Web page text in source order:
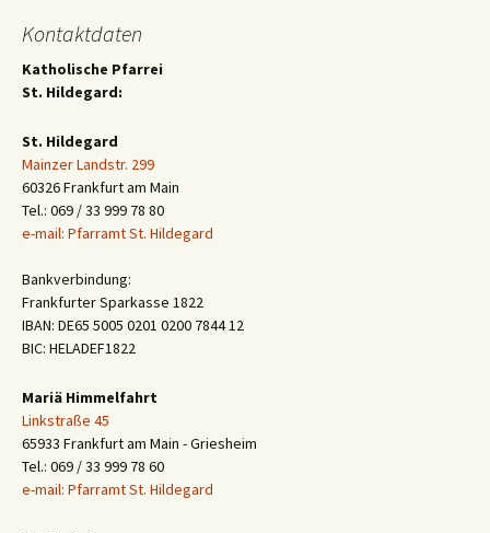
Kontaktdaten
Katholische Pfarrei
St. Hildegard:
St. Hildegard
Mainzer Landstr. 299
60326 Frankfurt am Main
Tel.: 069 / 33 999 78 80
e-mail: Pfarramt St. Hildegard
Bankverbindung:
Frankfurter Sparkasse 1822
IBAN: DE65 5005 0201 0200 7844 12
BIC: HELADEF1822
Mariä Himmelfahrt
Linkstraße 45
65933 Frankfurt am Main - Griesheim
Tel.: 069 / 33 999 78 60
e-mail: Pfarramt St. Hildegard